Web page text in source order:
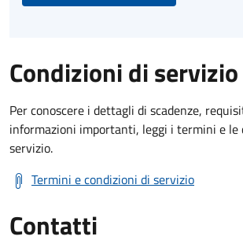
Condizioni di servizio
Per conoscere i dettagli di scadenze,
informazioni importanti, leggi i termini e le
servizio.
Termini e condizioni di servizio
Contatti